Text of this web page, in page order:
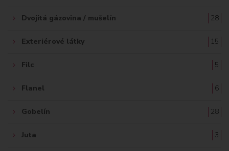
Dvojitá gázovina / mušelín 28
Exteriérové látky 15
Filc 5
Flanel 6
Gobelín 28
Juta 3